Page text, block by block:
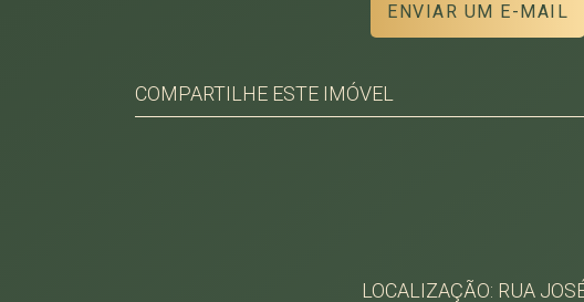
ENVIAR UM E-MAIL
COMPARTILHE ESTE IMÓVEL
LOCALIZAÇÃO: RUA